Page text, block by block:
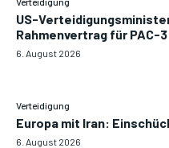
US-
Rahmenvertrag für PAC-3
6. August 2026
Verteidigung
Europa mit Iran:
6. August 2026